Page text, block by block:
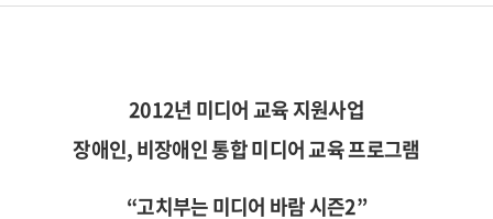
2012년 미디어 교육 지원사업
장애인, 비장애인 통합 미디어 교육 프로그램
“고치부는 미디어 바람 시즌2”